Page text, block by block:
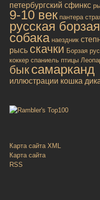
петербургский сфинкс
9-10 век пантера
русская борзая
собака наездник
рысь скачки Борзая
коккер спаниель птицы
быксамарканд
иллюстрации кошка
Карта сайта XML
Карта сайта
RSS